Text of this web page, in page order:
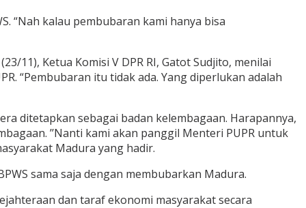
“Nah kalau pembubaran kami hanya bisa
11), Ketua Komisi V DPR RI, Gatot Sudjito, menilai
“Pembubaran itu tidak ada. Yang diperlukan adalah
ditetapkan sebagai badan kelembagaan. Harapannya,
’’Nanti kami akan panggil Menteri PUPR untuk
Madura yang hadir.
sama saja dengan membubarkan Madura.
dan taraf ekonomi masyarakat secara